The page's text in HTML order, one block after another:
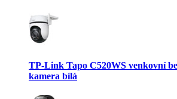
TP-Link Tapo C520WS venkovní
kamera bílá